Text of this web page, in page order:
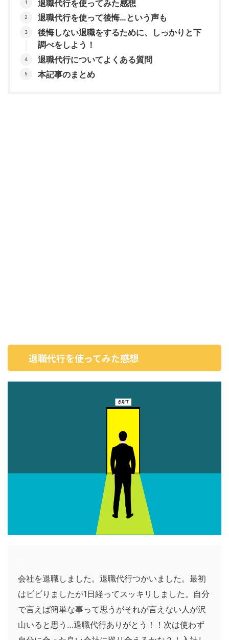
退職代行を使ってみた感想
退職代行を使って後悔…という声も
後悔しない退職をするために、しっかりと下
調べをしよう！
退職代行についてよくある質問
本記事のまとめ
退職代行を使ってみた感想
会社を退職しました。退職代行つかいました。最初
はビビりましたが1日経ってスッキリしました。自分
で言えば簡単な事って思うがそれが言えない人が沢
山いると思う…退職代行ありがとう！！次は使わず